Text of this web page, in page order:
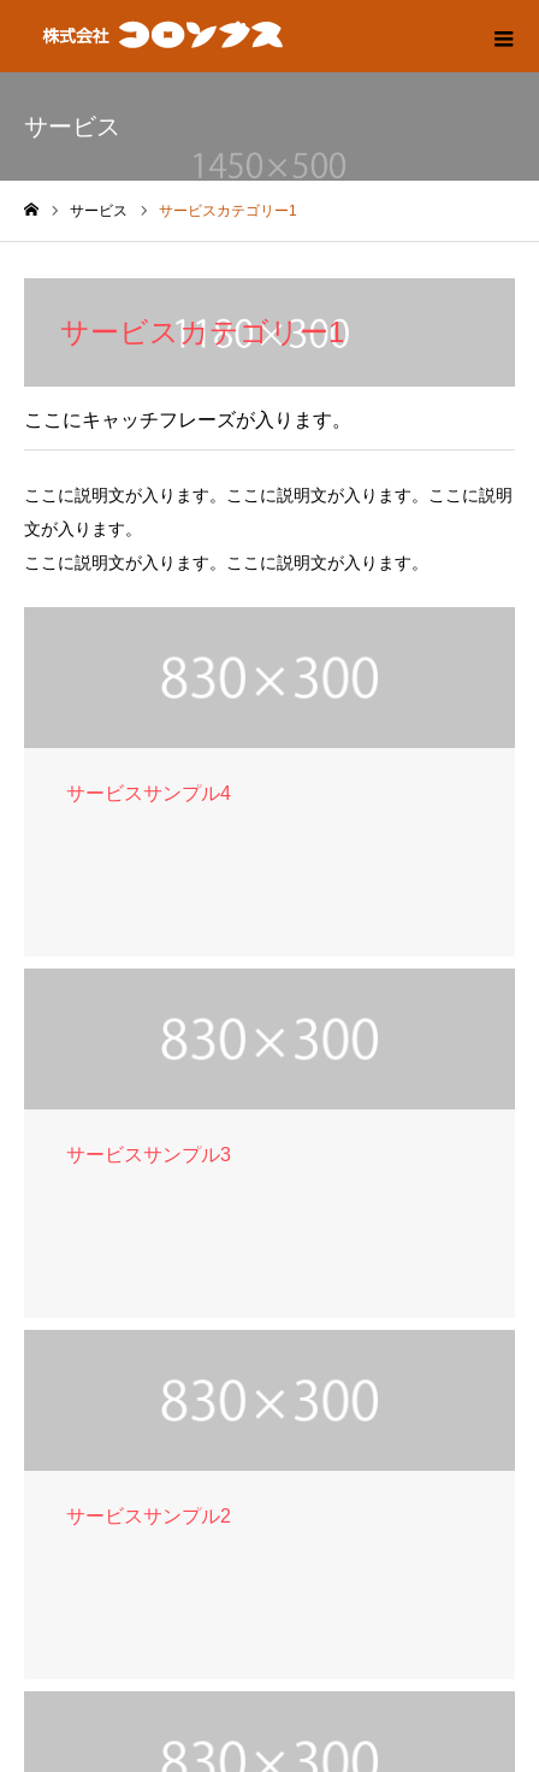
サービス
サービス サービスカテゴリー1
サービスカテゴリー1
ここにキャッチフレーズが入ります。
ここに説明文が入ります。ここに説明文が入ります。ここに説明
文が入ります。
ここに説明文が入ります。ここに説明文が入ります。
サービスサンプル4
サービスサンプル3
サービスサンプル2